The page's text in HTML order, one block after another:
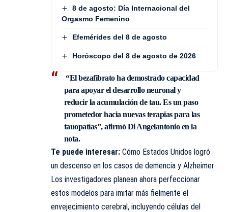
8 de agosto: Día Internacional del
Orgasmo Femenino
Efemérides del 8 de agosto
Horóscopo del 8 de agosto de 2026
“El bezafibrato ha demostrado capacidad
para apoyar el desarrollo neuronal y
reducir la acumulación de tau. Es un paso
prometedor hacia nuevas terapias para las
tauopatías”, afirmó Di Angelantonio en la
nota.
Te puede interesar: Cómo Estados Unidos logró
un descenso en los casos de demencia y Alzheimer
Los investigadores planean ahora perfeccionar
estos modelos para imitar más fielmente el
envejecimiento cerebral, incluyendo células del